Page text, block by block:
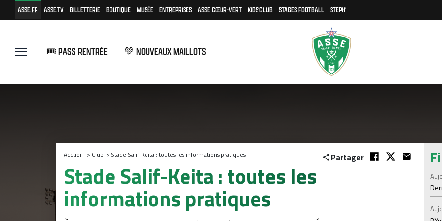
ASSE.FR ASSE.TV BILLETTERIE BOUTIQUE MUSÉE ENTREPRISES ASSE CŒUR-VERT KIDS'CLUB STAGES FOOTBALL STEPH'
🎟️ PASS RENTRÉE 💚 NOUVEAUX MAILLOTS
Accueil > Club > Stade Salif-Keita : toutes les informations pratiques Partager
Stade Salif-Keita : toutes les
informations pratiques